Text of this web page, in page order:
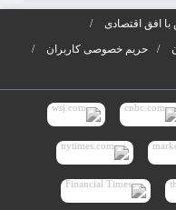
افق اقتصادی
حریم خصوصی کاربران